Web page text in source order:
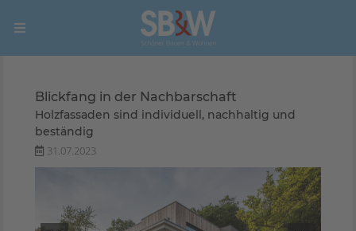
Blickfang in der Nachbarschaft
Holzfassaden sind individuell, nachhaltig und
beständig
31.07.2023